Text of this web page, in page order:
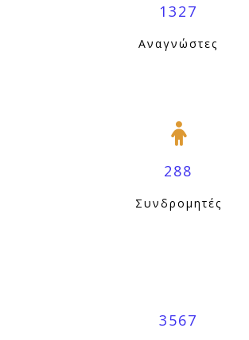
1327
Αναγνώστες
288
Συνδρομητές
3567